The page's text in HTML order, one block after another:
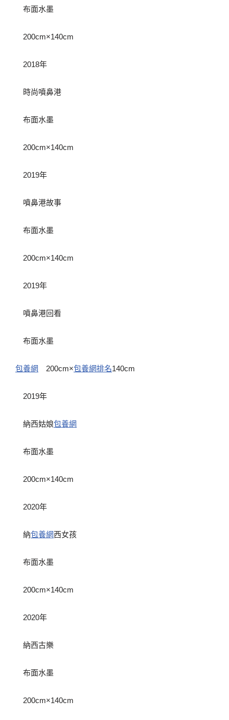
布面水墨
200cm×140cm
2018年
時尚噴鼻港
布面水墨
200cm×140cm
2019年
噴鼻港故事
布面水墨
200cm×140cm
2019年
噴鼻港回看
布面水墨
包養網 200cm×包養網排名140cm
2019年
納西姑娘包養網
布面水墨
200cm×140cm
2020年
納包養網西女孩
布面水墨
200cm×140cm
2020年
納西古樂
布面水墨
200cm×140cm